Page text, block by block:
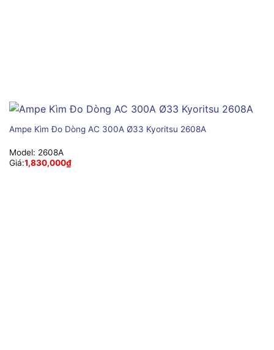
Ampe Kìm Đo Dòng AC 300A Ø33 Kyoritsu 2608A
Model: 2608A
Giá:1,830,000₫